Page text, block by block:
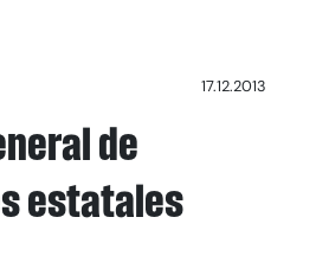
17.12.2013
de
estatales